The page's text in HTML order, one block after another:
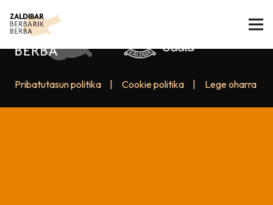
Pribatutasun politika Cookie politika Lege oharra